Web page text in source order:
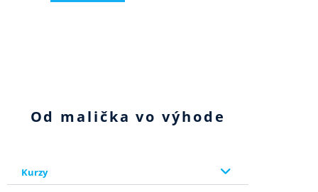
Od malička vo výhode
Kurzy